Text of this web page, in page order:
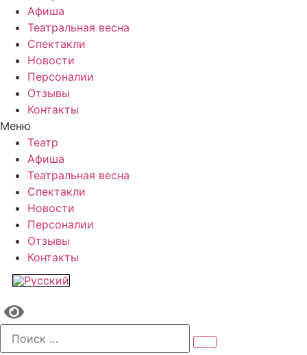
Афиша
Театральная весна
Спектакли
Новости
Персоналии
Отзывы
Контакты
Меню
Театр
Афиша
Театральная весна
Спектакли
Новости
Персоналии
Отзывы
Контакты